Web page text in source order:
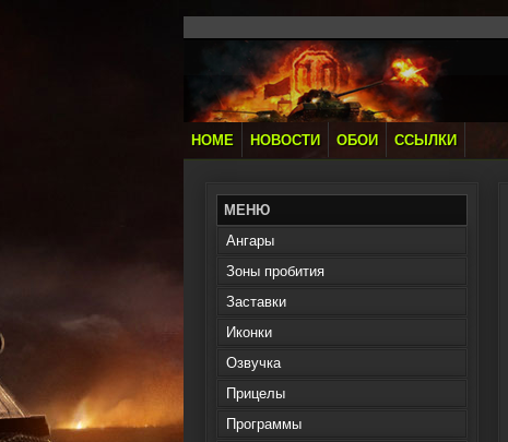
HOME НОВОСТИ ОБОИ ССЫЛКИ
МЕНЮ
Ангары
Зоны пробития
Заставки
Иконки
Озвучка
Прицелы
Программы